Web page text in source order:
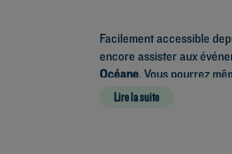
Facilement accessible
encore assister aux
Océane. Vous pourrez
Lire la suite